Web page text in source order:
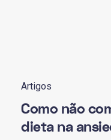
Artigos
Como não
dieta na